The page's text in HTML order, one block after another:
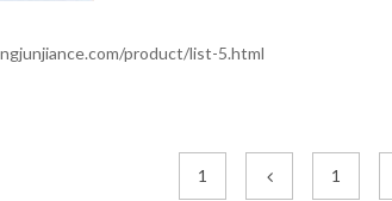
product/list-5.html
1 1